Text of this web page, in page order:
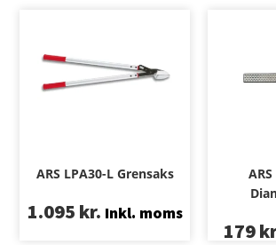
ARS LPA30-L Grensaks
1.095 kr. Inkl. moms
179